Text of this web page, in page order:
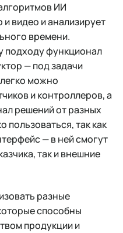
ИИ
видео и анализирует
времени.
подходу функционал
— под задачи
можно
и контроллеров, а
решений от разных
так как
— в ней смогут
так и внешние
разные
способны
продукции и